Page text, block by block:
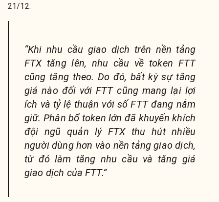
21/12.
“Khi nhu cầu giao dịch trên nền tảng
FTX tăng lên, nhu cầu về token FTT
cũng tăng theo. Do đó, bất kỳ sự tăng
giá nào đối với FTT cũng mang lại lợi
ích và tỷ lệ thuận với số FTT đang nắm
giữ. Phân bổ token lớn đã khuyến khích
đội ngũ quản lý FTX thu hút nhiều
người dùng hơn vào nền tảng giao dịch,
từ đó làm tăng nhu cầu và tăng giá
giao dịch của FTT.”